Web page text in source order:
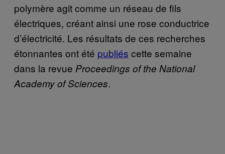
polymère agit comme un réseau de fils
électriques, créant ainsi une rose conductrice
d’électricité. Les résultats de ces recherches
étonnantes ont été publiés cette semaine
dans la revue Proceedings of the National
Academy of Sciences.